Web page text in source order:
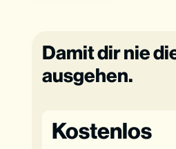
Damit dir nie
ausgehen.
Kostenlos